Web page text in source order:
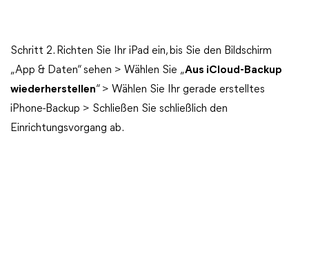
Schritt 2. Richten Sie Ihr iPad ein, bis Sie den Bildschirm
„App & Daten“ sehen > Wählen Sie „Aus iCloud-Backup
wiederherstellen“ > Wählen Sie Ihr gerade erstelltes
iPhone-Backup > Schließen Sie schließlich den
Einrichtungsvorgang ab.